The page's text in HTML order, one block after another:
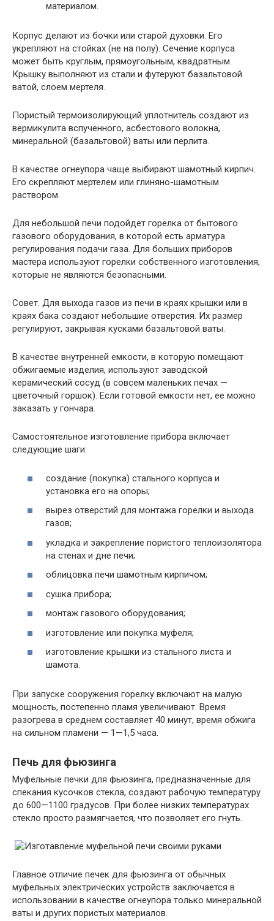
материалом.
Корпус делают из бочки или старой духовки. Его
укрепляют на стойках (не на полу). Сечение корпуса
может быть круглым, прямоугольным, квадратным.
Крышку выполняют из стали и футеруют базальтовой
ватой, слоем мертеля.
Пористый термоизолирующий уплотнитель создают из
вермикулита вспученного, асбестового волокна,
минеральной (базальтовой) ваты или перлита.
В качестве огнеупора чаще выбирают шамотный кирпич.
Его скрепляют мертелем или глиняно-шамотным
раствором.
Для небольшой печи подойдет горелка от бытового
газового оборудования, в которой есть арматура
регулирования подачи газа. Для больших приборов
мастера используют горелки собственного изготовления,
которые не являются безопасными.
Совет. Для выхода газов из печи в краях крышки или в
краях бака создают небольшие отверстия. Их размер
регулируют, закрывая кусками базальтовой ваты.
В качестве внутренней емкости, в которую помещают
обжигаемые изделия, используют заводской
керамический сосуд (в совсем маленьких печах —
цветочный горшок). Если готовой емкости нет, ее можно
заказать у гончара.
Самостоятельное изготовление прибора включает
следующие шаги:
создание (покупка) стального корпуса и
установка его на опоры;
вырез отверстий для монтажа горелки и выхода
газов;
укладка и закрепление пористого теплоизолятора
на стенах и дне печи;
облицовка печи шамотным кирпичом;
сушка прибора;
монтаж газового оборудования;
изготовление или покупка муфеля;
изготовление крышки из стального листа и
шамота.
При запуске сооружения горелку включают на малую
мощность, постепенно пламя увеличивают. Время
разогрева в среднем составляет 40 минут, время обжига
на сильном пламени — 1—1,5 часа.
Печь для фьюзинга
Муфельные печки для фьюзинга, предназначенные для
спекания кусочков стекла, создают рабочую температуру
до 600—1100 градусов. При более низких температурах
стекло просто размягчается, что позволяет его гнуть.
Главное отличие печек для фьюзинга от обычных
муфельных электрических устройств заключается в
использовании в качестве огнеупора только минеральной
ваты и других пористых материалов.